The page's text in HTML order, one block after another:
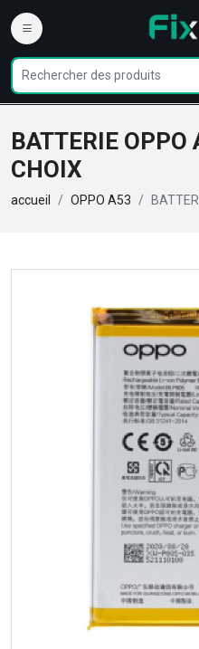
BATTERIE
CHOIX
accueil OPPO A53